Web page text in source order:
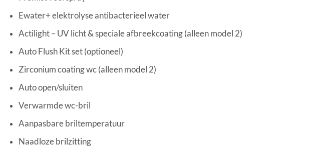
Ewater+ elektrolyse antibacterieel water
Actilight – UV licht & speciale afbreekcoating (alleen model 2)
Auto Flush Kit set (optioneel)
Zirconium coating wc (alleen model 2)
Auto open/sluiten
Verwarmde wc-bril
Aanpasbare briltemperatuur
Naadloze brilzitting